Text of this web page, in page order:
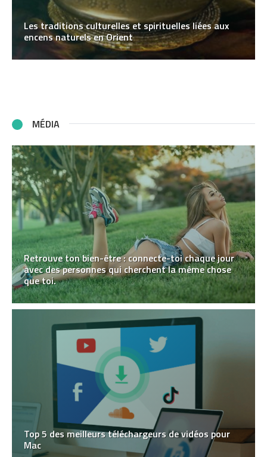
Les traditions culturelles et spirituelles liées aux
encens naturels en Orient
MÉDIA
Retrouve ton bien-être : connecte-toi chaque jour
avec des personnes qui cherchent la même chose
que toi.
Top 5 des meilleurs téléchargeurs de vidéos pour
Mac